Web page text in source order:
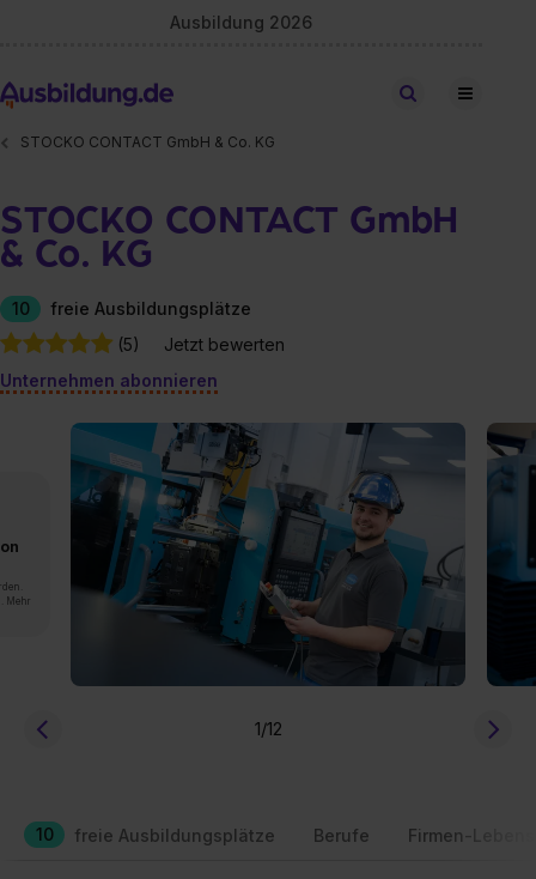
Ausbildung 2026
Stellen finden
STOCKO CONTACT GmbH & Co. KG
STOCKO CONTACT GmbH
& Co. KG
10
freie Ausbildungsplätze
(5)
Jetzt bewerten
Unternehmen abonnieren
Mehr
1/12
10 freie Ausbildungsplätze Berufe Firmen-